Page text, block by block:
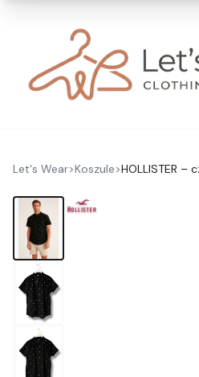
Let's Wear>Koszule>